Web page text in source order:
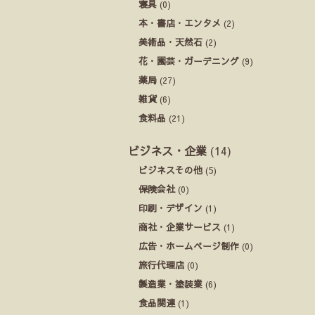
寝具 (0)
本・書店・エンタメ (2)
美術品・天然石 (2)
花・園芸・ガーデニング (9)
薬局 (27)
雑貨(6)
食料品 (21)
ビジネス・企業 (14)
ビジネスその他 (5)
保険会社(0)
印刷・デザイン (1)
商社・企業サービス (1)
広告・ホームページ制作 (0)
旅行代理店 (0)
製造業・塗装業 (6)
食品関連 (1)